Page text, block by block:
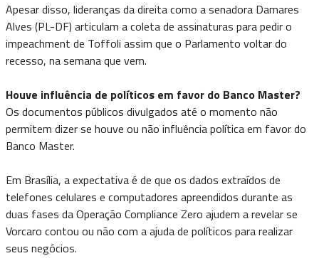
Apesar disso, lideranças da direita como a senadora Damares
Alves (PL-DF) articulam a coleta de assinaturas para pedir o
impeachment de Toffoli assim que o Parlamento voltar do
recesso, na semana que vem.
Houve influência de políticos em favor do Banco Master?
Os documentos públicos divulgados até o momento não
permitem dizer se houve ou não influência política em favor do
Banco Master.
Em Brasília, a expectativa é de que os dados extraídos de
telefones celulares e computadores apreendidos durante as
duas fases da Operação Compliance Zero ajudem a revelar se
Vorcaro contou ou não com a ajuda de políticos para realizar
seus negócios.